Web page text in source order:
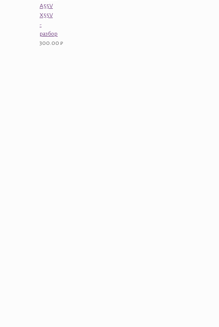
A55V
X55V
-
разбор
300.00 ₽